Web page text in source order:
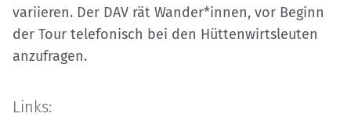
variieren. Der DAV rät Wander*innen, vor Beginn
der Tour telefonisch bei den Hüttenwirtsleuten
anzufragen.
Links: